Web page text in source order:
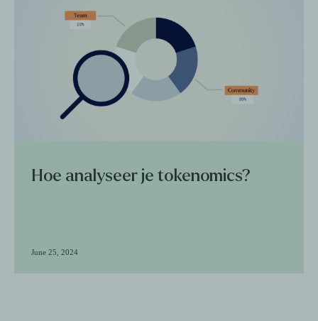
Hoe analyseer je tokenomics?
June 25, 2024